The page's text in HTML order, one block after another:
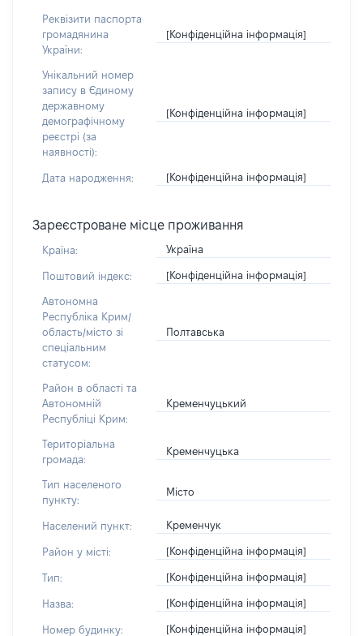
Реквізити паспорта
громадянина
України:
[Конфіденційна інформація]
Унікальний номер
запису в Єдиному
державному
демографічному
реєстрі (за
наявності):
[Конфіденційна інформація]
Дата народження: [Конфіденційна інформація]
Зареєстроване місце проживання
Країна: Україна
Поштовий індекс: [Конфіденційна інформація]
Автономна
Республіка Крим/
область/місто зі
спеціальним
статусом:
Полтавська
Район в області та
Автономній
Республіці Крим:
Кременчуцький
Територіальна
громада:
Кременчуцька
Тип населеного
пункту:
Місто
Населений пункт: Кременчук
Район у місті: [Конфіденційна інформація]
Тип: [Конфіденційна інформація]
Назва: [Конфіденційна інформація]
Номер будинку: [Конфіденційна інформація]